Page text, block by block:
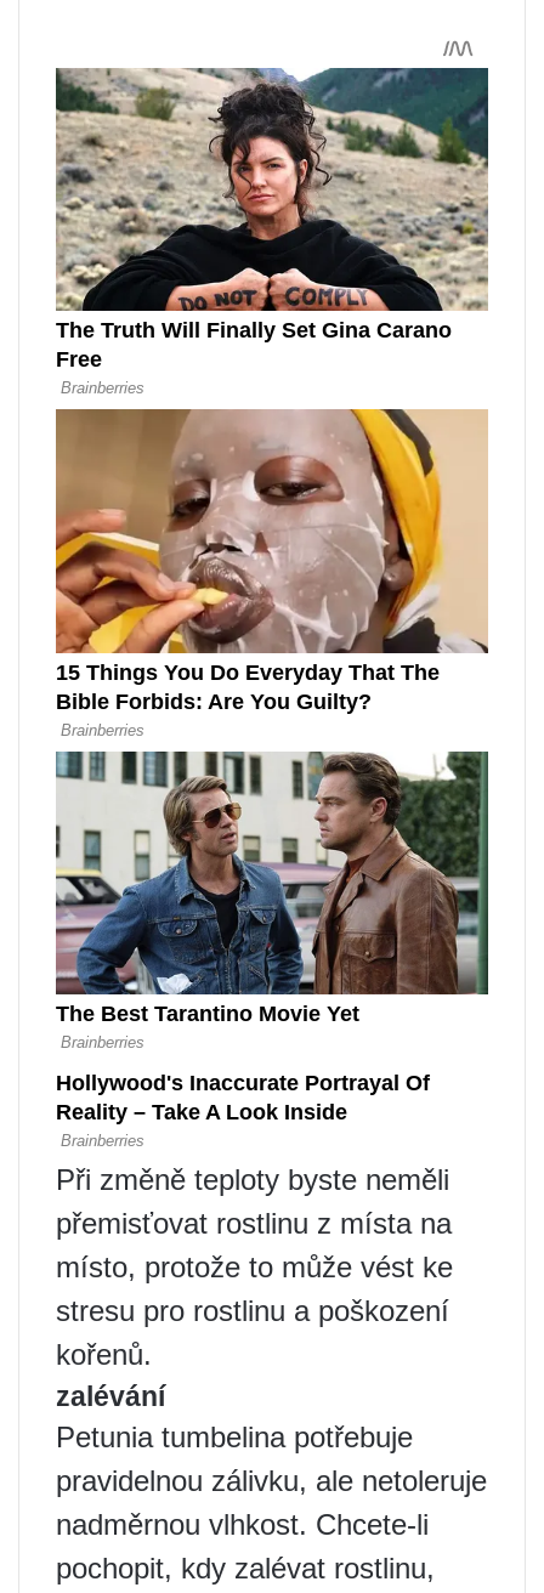
Při změně teploty byste neměli
přemisťovat rostlinu z místa na
místo, protože to může vést ke
stresu pro rostlinu a poškození
kořenů.
zalévání
Petunia tumbelina potřebuje
pravidelnou zálivku, ale netoleruje
nadměrnou vlhkost. Chcete-li
pochopit, kdy zalévat rostlinu,